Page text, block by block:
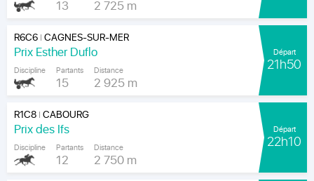
13 2 725 m
R6C6|CAGNES-SUR-MER
Prix Esther Duflo
Discipline Partants
15
Distance
2 925 m
Départ
21h50
R1C8|CABOURG
Prix des Ifs
Discipline Partants
12
Distance
2 750 m
Départ
22h10